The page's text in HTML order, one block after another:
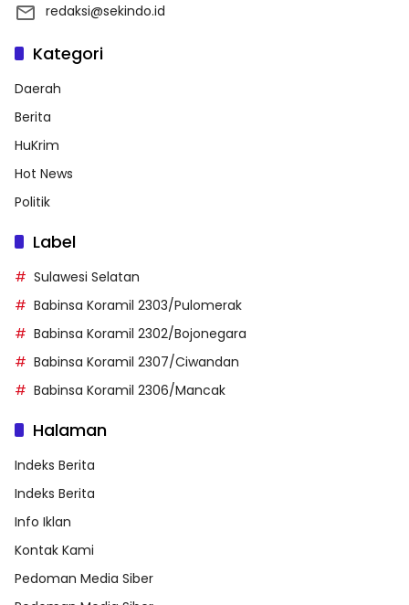
redaksi@sekindo.id
Kategori
Daerah
Berita
HuKrim
Hot News
Politik
Label
Sulawesi Selatan
Babinsa Koramil 2303/Pulomerak
Babinsa Koramil 2302/Bojonegara
Babinsa Koramil 2307/Ciwandan
Babinsa Koramil 2306/Mancak
Halaman
Indeks Berita
Indeks Berita
Info Iklan
Kontak Kami
Pedoman Media Siber